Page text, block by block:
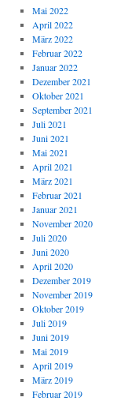
Mai 2022
April 2022
März 2022
Februar 2022
Januar 2022
Dezember 2021
Oktober 2021
September 2021
Juli 2021
Juni 2021
Mai 2021
April 2021
März 2021
Februar 2021
Januar 2021
November 2020
Juli 2020
Juni 2020
April 2020
Dezember 2019
November 2019
Oktober 2019
Juli 2019
Juni 2019
Mai 2019
April 2019
März 2019
Februar 2019